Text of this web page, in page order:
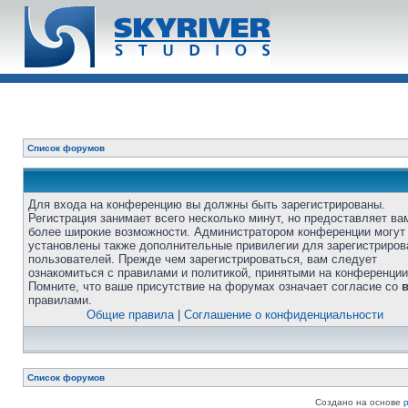
Список форумов
Для входа на конференцию вы должны быть зарегистрированы.
Регистрация занимает всего несколько минут, но предоставляет
более широкие возможности. Администратором конференции
установлены также дополнительные привилегии для
пользователей. Прежде чем зарегистрироваться, вам следует
ознакомиться с правилами и политикой, принятыми на
Помните, что ваше присутствие на форумах означает согласие со
правилами.
Общие правила| Соглашение о конфиденциальности
Список форумов
Создано на основе